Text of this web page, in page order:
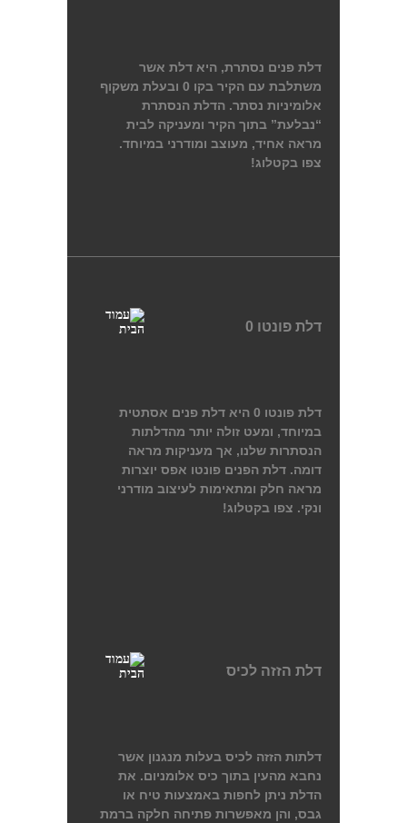
דלת פנים נסתרת, היא דלת אשר
משתלבת עם הקיר בקו 0 ובעלת משקוף
אלומיניות נסתר. הדלת הנסתרת
“נבלעת” בתוך הקיר ומעניקה לבית
מראה אחיד, מעוצב ומודרני במיוחד.
צפו בקטלוג!
דלת פונטו 0
דלת פונטו 0 היא דלת פנים אסתטית
במיוחד, ומעט זולה יותר מהדלתות
הנסתרות שלנו, אך מעניקות מראה
דומה. דלת הפנים פונטו אפס יוצרות
מראה חלק ומתאימות לעיצוב מודרני
ונקי. צפו בקטלוג!
דלת הזזה לכיס
דלתות הזזה לכיס בעלות מנגנון אשר
נחבא מהעין בתוך כיס אלומניום. את
הדלת ניתן לחפות באמצעות טיח או
גבס, והן מאפשרות פתיחה חלקה ברמת